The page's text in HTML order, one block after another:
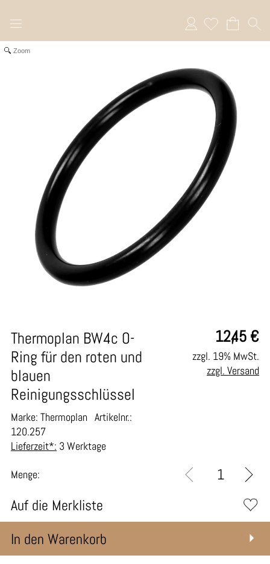
Anmelden
Zoom
12,45 €
Thermoplan BW4c O-
Ring für den roten und
blauen
Reinigungsschlüssel
Marke: Thermoplan Artikelnr.:
120.257
Lieferzeit*: 3 Werktage
zzgl. 19% MwSt.
zzgl. Versand
Menge:
Auf die Merkliste
In den Warenkorb